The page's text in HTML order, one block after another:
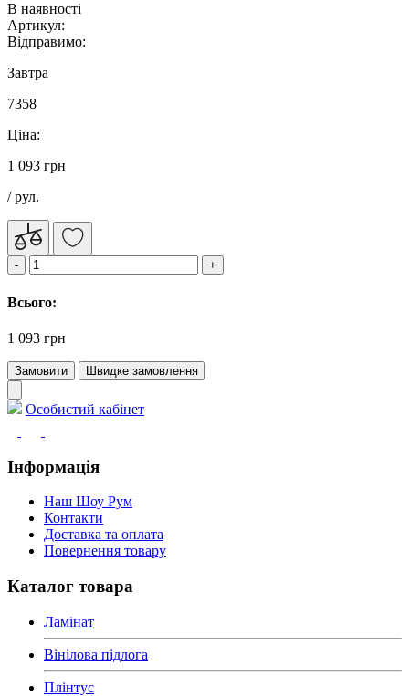
В наявності
Артикул:
Відправимо:
Завтра
7358
Ціна:
1 093 грн
/ рул.
Всього:
1 093 грн
Замовити Швидке замовлення
Особистий кабінет
Інформація
Наш Шоу Рум
Контакти
Доставка та оплата
Повернення товару
Каталог товара
Ламінат
Вінілова підлога
Плінтус